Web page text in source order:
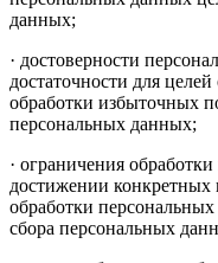
данных;
· достоверности
достаточности для
обработки избыточных
персональных данных;
· ограничения
достижении конкретных
обработки
сбора персональных